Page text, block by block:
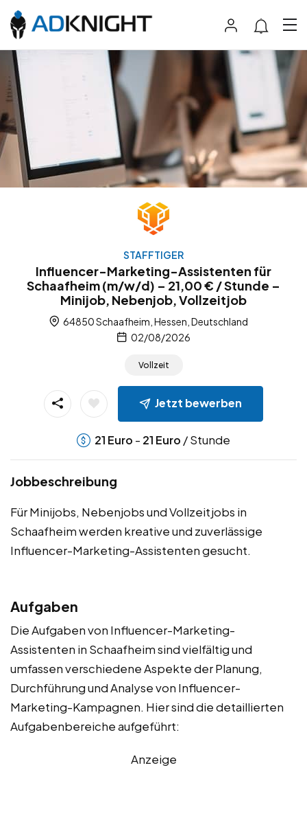
STAFFTIGER
Influencer-Marketing-Assistenten für
Schaafheim (m/w/d) – 21,00 € / Stunde –
Minijob, Nebenjob, Vollzeitjob
64850 Schaafheim, Hessen, Deutschland
02/08/2026
Vollzeit
Jetzt bewerben
21 Euro - 21 Euro / Stunde
Jobbeschreibung
Für Minijobs, Nebenjobs und Vollzeitjobs in
Schaafheim werden kreative und zuverlässige
Influencer-Marketing-Assistenten gesucht.
Aufgaben
Die Aufgaben von Influencer-Marketing-
Assistenten in Schaafheim sind vielfältig und
umfassen verschiedene Aspekte der Planung,
Durchführung und Analyse von Influencer-
Marketing-Kampagnen. Hier sind die detaillierten
Aufgabenbereiche aufgeführt:
Anzeige